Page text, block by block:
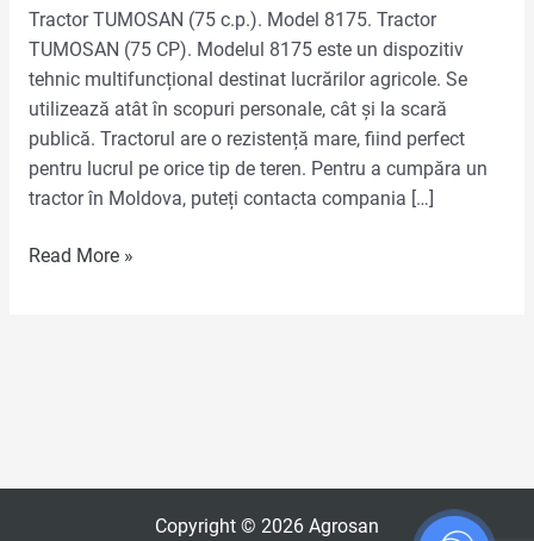
Tractor TUMOSAN (75 c.p.). Model 8175. Tractor
TUMOSAN (75 CP). Modelul 8175 este un dispozitiv
tehnic multifuncțional destinat lucrărilor agricole. Se
utilizează atât în scopuri personale, cât și la scară
publică. Tractorul are o rezistență mare, fiind perfect
pentru lucrul pe orice tip de teren. Pentru a cumpăra un
tractor în Moldova, puteți contacta compania […]
Read More »
Copyright © 2026 Agrosan